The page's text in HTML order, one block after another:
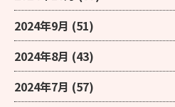
2024年9月 (51)
2024年8月 (43)
2024年7月 (57)